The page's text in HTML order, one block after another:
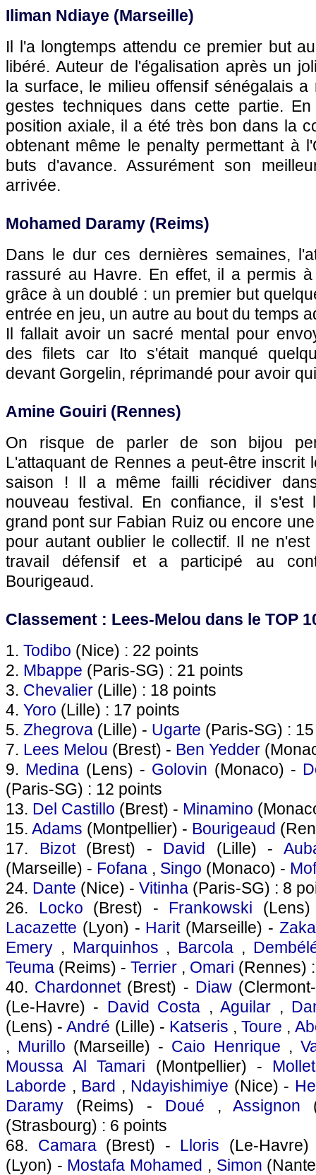
Iliman Ndiaye (Marseille)
Il l'a longtemps attendu ce premier but
libéré. Auteur de l'égalisation après un
la surface, le milieu offensif sénégalais
gestes techniques dans cette partie.
position axiale, il a été très bon dans la
obtenant même le penalty permettant à
buts d'avance. Assurément son
arrivée.
Mohamed Daramy (Reims)
Dans le dur ces dernières semaines,
rassuré au Havre. En effet, il a permis
grâce à un doublé : un premier but
entrée en jeu, un autre au bout du temps
Il fallait avoir un sacré mental pour
des filets car Ito s'était manqué
devant Gorgelin, réprimandé pour avoir
Amine Gouiri (Rennes)
On risque de parler de son bijou
L'attaquant de Rennes a peut-être inscrit
saison ! Il a même failli récidiver
nouveau festival. En confiance, il s'est
grand pont sur Fabian Ruiz ou encore
pour autant oublier le collectif. Il ne
travail défensif et a participé au
Bourigeaud.
Classement : Lees-Melou dans le TOP
1. Todibo (Nice) : 22 points
2. Mbappe (Paris-SG) : 21 points
3. Chevalier (Lille) : 18 points
4. Yoro (Lille) : 17 points
5. Zhegrova (Lille) - Ugarte (Paris-SG) :
7. Lees Melou (Brest) - Ben Yedder
9. Medina (Lens) - Golovin (Monaco) -
(Paris-SG) : 12 points
13. Del Castillo (Brest) - Minamino
15. Adams (Montpellier) - Bourigeaud
17. Bizot(Brest) - David (Lille) -
(Marseille) - Fofana , Singo (Monaco) -
24. Dante (Nice) - Vitinha (Paris-SG) : 8
26. Locko (Brest) - Frankowski
Lacazette (Lyon) - Harit(Marseille) -
Emery , Marquinhos , Barcola ,
Teuma (Reims) - Terrier , Omari (Rennes)
40. Chardonnet(Brest) - Diaw
(Le-Havre) - David Costa ,Aguilar ,
(Lens) -André (Lille) - Katseris ,Toure ,
, Murillo (Marseille) - Caio Henrique ,
Moussa Al Tamari (Montpellier) - Mollet
Laborde , Bard , Ndayishimiye (Nice) -
Daramy (Reims) - Doué ,Assignon
(Strasbourg) : 6 points
68. Camara(Brest) - Lloris (Le-
(Lyon) - Mostafa Mohamed , Simon